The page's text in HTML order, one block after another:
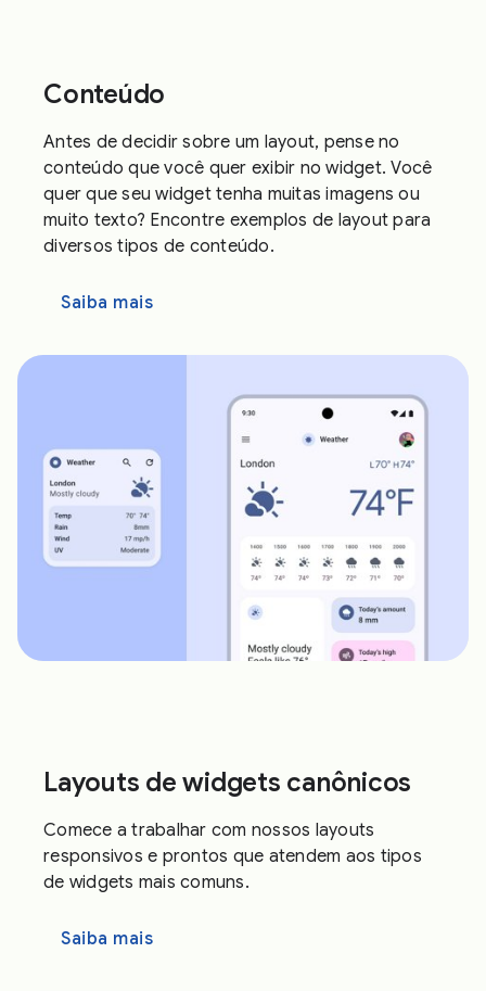
Conteúdo
Antes de decidir sobre um layout, pense no
conteúdo que você quer exibir no widget. Você
quer que seu widget tenha muitas imagens ou
muito texto? Encontre exemplos de layout para
diversos tipos de conteúdo.
Saiba mais
Layouts de widgets canônicos
Comece a trabalhar com nossos layouts
responsivos e prontos que atendem aos tipos
de widgets mais comuns.
Saiba mais